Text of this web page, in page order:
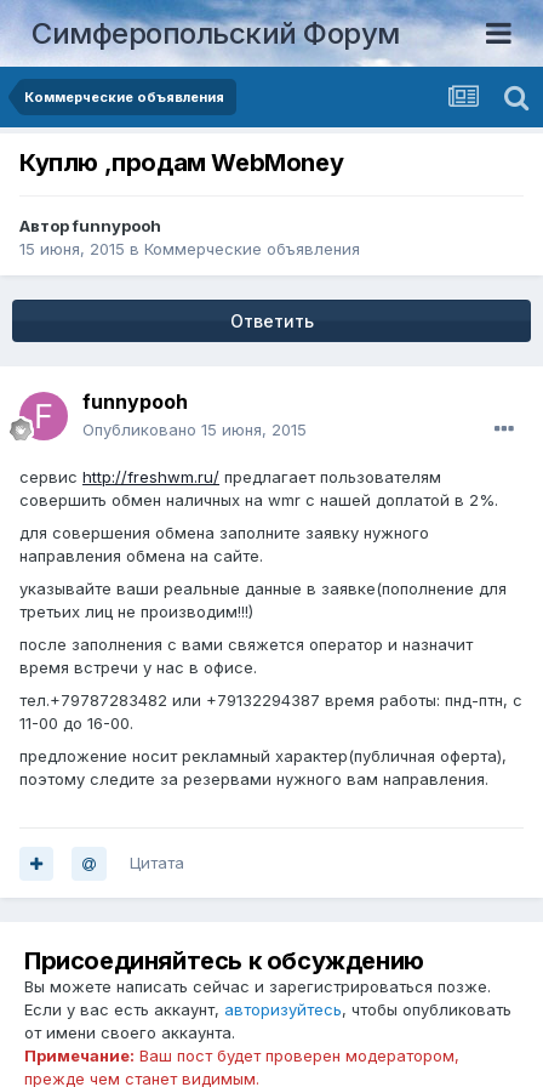
Симферопольский Форум
Коммерческие объявления
Куплю ,продам WebMoney
Авторfunnypooh
15 июня, 2015 в Коммерческие объявления
Ответить
funnypooh
Опубликовано 15 июня, 2015
сервис http://freshwm.ru/ предлагает пользователям
совершить обмен наличных на wmr с нашей доплатой в 2%.
для совершения обмена заполните заявку нужного
направления обмена на сайте.
указывайте ваши реальные данные в заявке(пополнение для
третьих лиц не производим!!!)
после заполнения с вами свяжется оператор и назначит
время встречи у нас в офисе.
тел.+79787283482 или +79132294387 время работы: пнд-птн, с
11-00 до 16-00.
предложение носит рекламный характер(публичная оферта),
поэтому следите за резервами нужного вам направления.
Цитата
Присоединяйтесь к обсуждению
Вы можете написать сейчас и зарегистрироваться позже.
Если у вас есть аккаунт, авторизуйтесь, чтобы опубликовать
от имени своего аккаунта.
Примечание: Ваш пост будет проверен модератором,
прежде чем станет видимым.